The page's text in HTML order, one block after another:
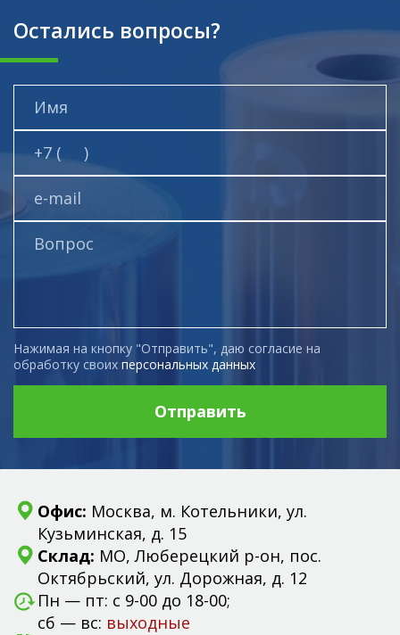
Остались вопросы?
Нажимая на кнопку "Отправить", даю согласие на
обработку своих персональных данных
Отправить
Офис: Москва, м. Котельники, ул.
Кузьминская, д. 15
Склад: МО, Люберецкий р-он, пос.
Октябрьский, ул. Дорожная, д. 12
Пн — пт: с 9-00 до 18-00;
сб — вс: выходные